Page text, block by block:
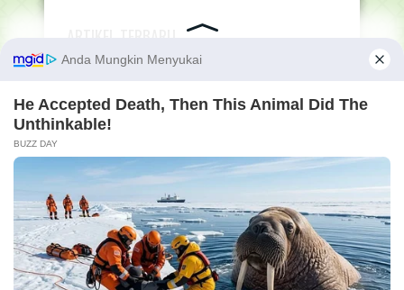
Lengkap
Buku Fikih Kelas 3 MI Terbaru 2026 PDF –
Rangkuman Materi Kelas 5 Semester 1 dan 2
Lengkap !
Buku Fikih Kelas 2 MI Terbaru 2026 PDF –
Gratis Download
Buku Fikih Kelas 1 MI Terbaru 2026 PDF –
Gratis Download